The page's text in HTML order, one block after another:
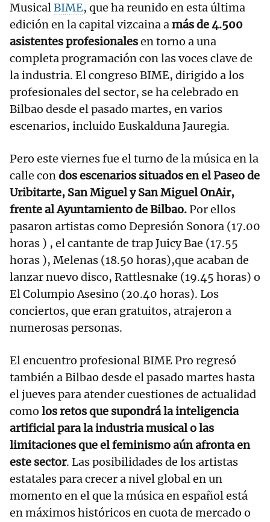
MusicalBIME, que ha reunido en esta última
edición en la capital vizcaina amás de 4.500
asistentes profesionalesen torno a una
completa programación con las voces clave de
la industria. El congreso BIME, dirigido a los
profesionales del sector, se ha celebrado en
Bilbao desde el pasado martes, en varios
escenarios, incluido Euskalduna Jauregia.
Pero este viernes fue el turno de la música en la
calle condos escenarios situados en el Paseo de
Uribitarte, San Miguel y San Miguel OnAir,
frente al Ayuntamiento de Bilbao.Por ellos
pasaron artistas como Depresión Sonora (17.00
horas ) , el cantante de trap Juicy Bae (17.55
horas ), Melenas (18.50 horas),que acaban de
lanzar nuevo disco, Rattlesnake (19.45 horas) o
El Columpio Asesino (20.40 horas). Los
conciertos, que eran gratuitos, atrajeron a
numerosas personas.
El encuentro profesional BIME Pro regresó
también a Bilbao desde el pasado martes hasta
el jueves para atender cuestiones de actualidad
como los retos que supondrá la inteligencia
artificial para la industria musical o las
limitaciones que el feminismo aún afronta en
este sector. Las posibilidades de los artistas
estatales para crecer a nivel global en un
momento en el que la música en español está
en máximos históricos en cuota de mercado o